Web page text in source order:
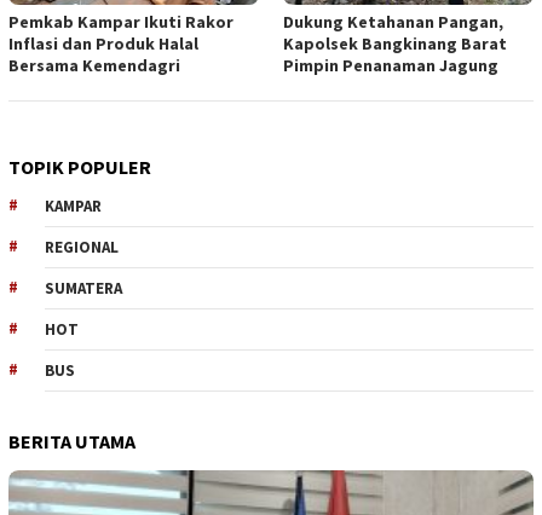
Pemkab Kampar Ikuti Rakor
Inflasi dan Produk Halal
Bersama Kemendagri
Dukung Ketahanan Pangan,
Kapolsek Bangkinang Barat
Pimpin Penanaman Jagung
TOPIK POPULER
KAMPAR
REGIONAL
SUMATERA
HOT
BUS
BERITA UTAMA